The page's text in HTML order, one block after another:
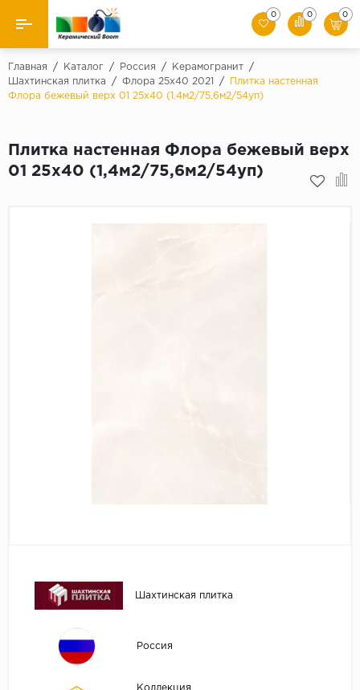
Назад
Производители
Керамогранит
0 0 0
Главная / Каталог / Россия / Керамогранит
/
Шахтинская плитка
/ Флора 25х40 2021 /
Плитка настенная
Флора бежевый верх 01 25х40 (1,4м2/75,6м2/54уп)
Плитка настенная Флора бежевый верх
01 25х40 (1,4м2/75,6м2/54уп)
Шахтинская плитка
Россия